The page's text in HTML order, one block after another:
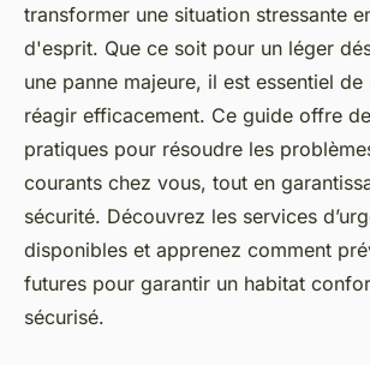
transformer une situation stressante
d'esprit. Que ce soit pour un léger
une panne majeure, il est essentiel
réagir efficacement. Ce guide offre
pratiques pour résoudre les
courants chez vous, tout en
sécurité. Découvrez les services
disponibles et apprenez comment
futures pour garantir un habitat
sécurisé.